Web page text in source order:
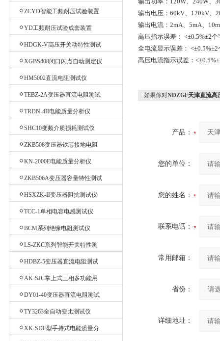
ZCYD智能工频耐压试验装置
YD工频耐压试验成套装置
HDGK-V高压开关动特性测试
XGBS408闭口闪点自动测定仪
HM5002直流电阻测试仪
TEBZ-2A变压器直流电阻测试
TRDN-4II电能质量分析仪
SHC10变频介质损耗测试仪
ZKB508变压器铁芯接地电阻
KN-2000E电能质量分析仪
ZKB506A变压器容量特性测试
HSXZK-II变压器阻抗测试仪
TCC-1单相电容电感测试仪
BCM系列绝缘电阻测试仪
LS-ZKC系列智能开关特性测
HDBZ-5变压器直流电阻测试
AK-SJC掌上式三相多功能用
DY01-40变压器直流电阻测试
TY3263全自动变比测试仪
XK-SDF型手持式电能质量分
输出电压：60kV、120kV、
输出电流：2mA、5mA、
高压指示误差： <±0.5%±2
全电流显示误差： <±0.5%±2
高压电流指示误差：
如果你对NDZGF天津直流高
产品：
您的单位：
您的姓名：
联系电话：
常用邮箱：
省份：
详细地址：